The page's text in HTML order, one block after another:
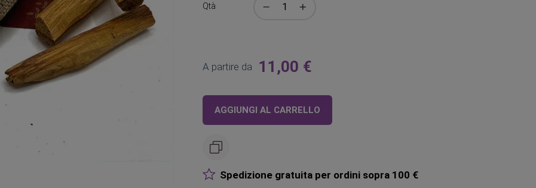
Qtà
A partire da 11,00 €
AGGIUNGI AL CARRELLO
Spedizione gratuita per ordini sopra 100 €